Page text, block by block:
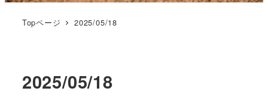
Topページ 2025/05/18
2025/05/18